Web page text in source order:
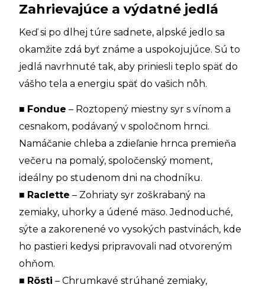
Zahrievajúce a výdatné jedlá
Keď si po dlhej túre sadnete, alpské jedlo sa
okamžite zdá byť známe a uspokojujúce. Sú to
jedlá navrhnuté tak, aby priniesli teplo späť do
vášho tela a energiu späť do vašich nôh.
■ Fondue – Roztopený miestny syr s vínom a
cesnakom, podávaný v spoločnom hrnci.
Namáčanie chleba a zdieľanie hrnca premieňa
večeru na pomalý, spoločenský moment,
ideálny po studenom dni na chodníku.
■ Raclette – Zohriaty syr zoškrabaný na
zemiaky, uhorky a údené mäso. Jednoduché,
sýte a zakorenené vo vysokých pastvinách, kde
ho pastieri kedysi pripravovali nad otvoreným
ohňom.
■ Rösti – Chrumkavé strúhané zemiaky,